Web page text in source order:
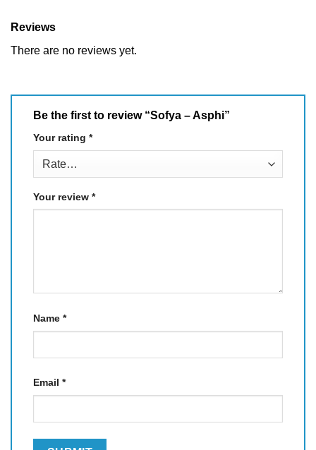
Reviews
There are no reviews yet.
Be the first to review “Sofya – Asphi”
Your rating *
Your review *
Name *
Email *